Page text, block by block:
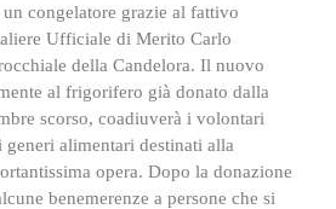
congelatore grazie al fattivo
Ufficiale di Merito Carlo
della Candelora. Il nuovo
al frigorifero già donato dalla
scorso, coadiuverà i volontari
generi alimentari destinati alla
opera. Dopo la donazione
benemerenze a persone che si